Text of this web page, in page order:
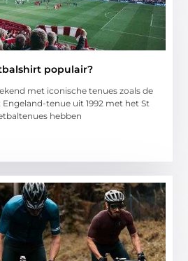
populair?
met iconische tenues zoals de
tenue uit 1992 met het St
hebben